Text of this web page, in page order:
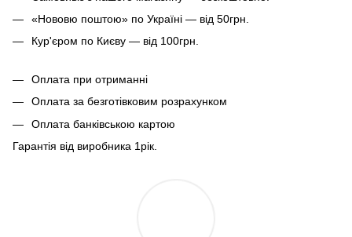
«Нововю поштою» по Україні — від 50грн.
Кур'єром по Києву — від 100грн.
Оплата при отриманні
Оплата за безготівковим розрахунком
Оплата банківською картою
Гарантія від виробника 1рiк.